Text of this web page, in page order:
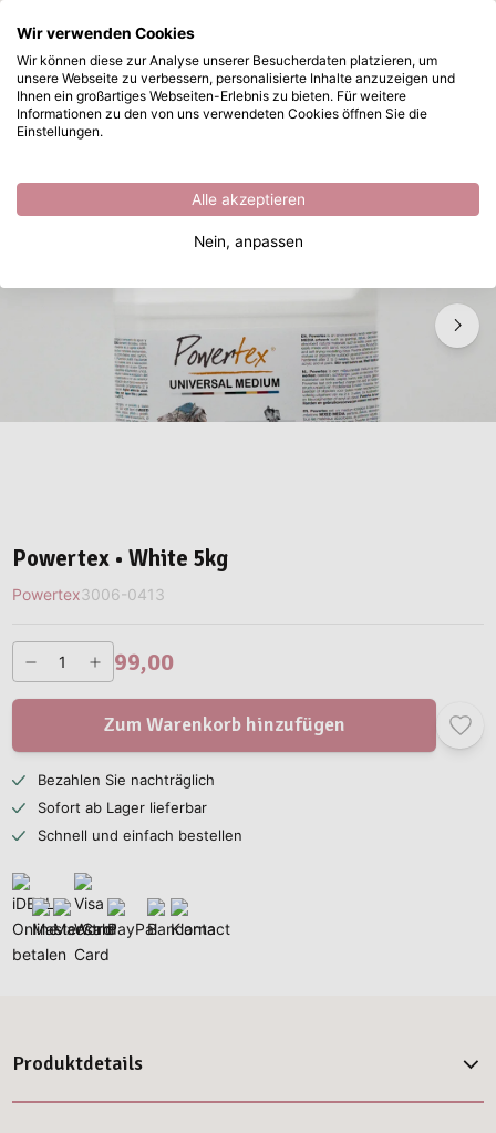
Zum Hauptinhalt springen
Sofort ab Lager lieferbar
Powertex • White 5kg
/ Textilhärter / Powertex • White 5kg
Powertex • White 5kg
Powertex3006-0413
99,00
Zum Warenkorb hinzufügen
Bezahlen Sie nachträglich
Sofort ab Lager lieferbar
Schnell und einfach bestellen
Produktdetails
Wonach suchen Sie?
Wir verwenden Cookies
Wir können diese zur Analyse unserer Besucherdaten platzieren, um
unsere Webseite zu verbessern, personalisierte Inhalte anzuzeigen und
Ihnen ein großartiges Webseiten-Erlebnis zu bieten. Für weitere
Informationen zu den von uns verwendeten Cookies öffnen Sie die
Einstellungen.
Alle akzeptieren
Nein, anpassen